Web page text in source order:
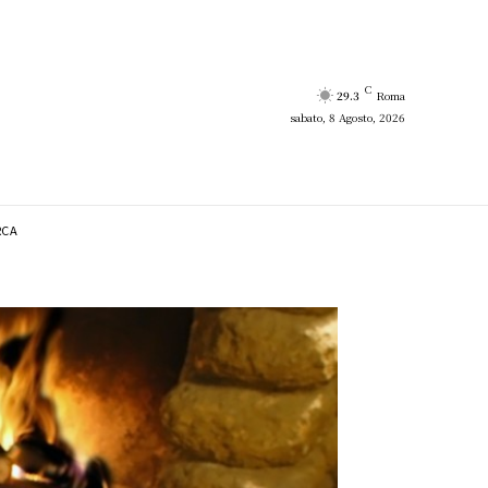
29.3 C Roma
sabato, 8 Agosto, 2026